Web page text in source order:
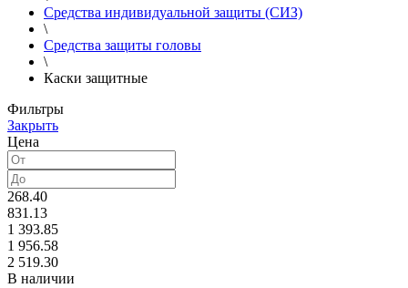
Средства индивидуальной защиты (СИЗ)
\
Средства защиты головы
\
Каски защитные
Фильтры
Закрыть
Цена
268.40
831.13
1 393.85
1 956.58
2 519.30
В наличии